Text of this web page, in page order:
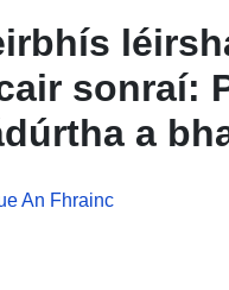
sonraí:
a
An Fhrainc